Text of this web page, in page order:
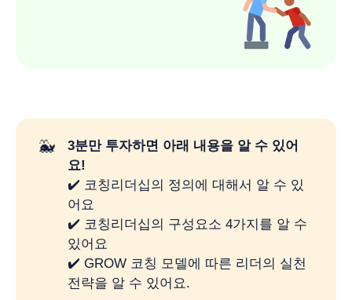
🐳
3분만 투자하면 아래 내용을 알 수 있어
요!
✔️ 코칭리더십의 정의에 대해서 알 수 있
어요
✔️ 코칭리더십의 구성요소 4가지를 알 수
있어요
✔️ GROW 코칭 모델에 따른 리더의 실천
전략을 알 수 있어요.